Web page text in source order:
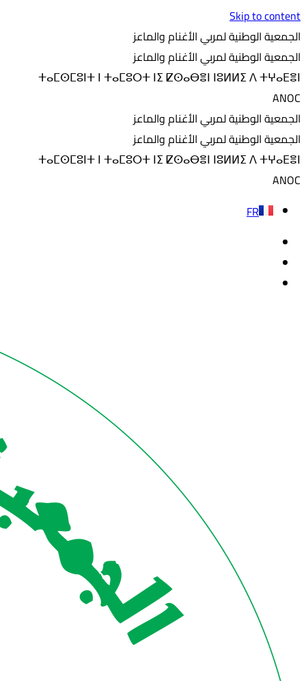
Skip to content
الجمعية الوطنية لمربي الأغنام والماعز
الجمعية الوطنية لمربي الأغنام والماعز
ⵜⴰⵎⵙⵎⵓⵏⵜ ⵏ ⵜⴰⵎⵓⵔⵜ ⵏⵉ ⵇⵙⴰⴱⴻⵏ ⵏⵓⵍⵍⵉ ⴷ ⵜⵖⴰⴹⴻⵏ
ANOC
الجمعية الوطنية لمربي الأغنام والماعز
الجمعية الوطنية لمربي الأغنام والماعز
ⵜⴰⵎⵙⵎⵓⵏⵜ ⵏ ⵜⴰⵎⵓⵔⵜ ⵏⵉ ⵇⵙⴰⴱⴻⵏ ⵏⵓⵍⵍⵉ ⴷ ⵜⵖⴰⴹⴻⵏ
ANOC
FR